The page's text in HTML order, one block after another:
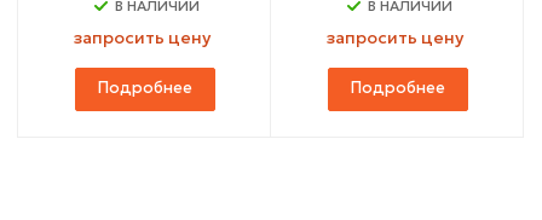
В НАЛИЧИИ
запросить цену
Подробнее
В НАЛИЧИИ
запросить цену
Подробнее